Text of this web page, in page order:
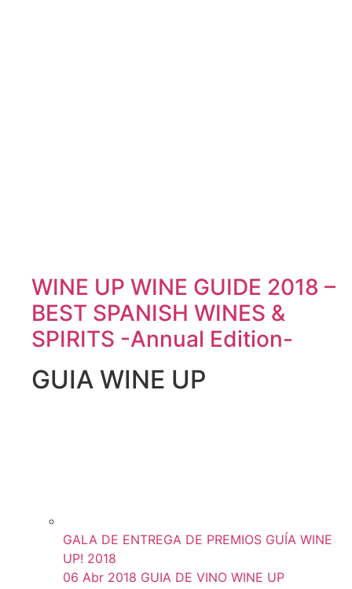
WINE UP WINE GUIDE 2018 –
BEST SPANISH WINES &
SPIRITS -Annual Edition-
GUIA WINE UP
GALA DE ENTREGA DE PREMIOS GUÍA WINE
UP! 2018
06 Abr 2018 GUIA DE VINO WINE UP